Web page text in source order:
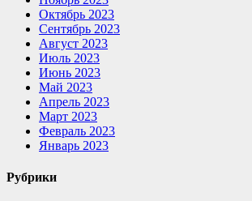
Октябрь 2023
Сентябрь 2023
Август 2023
Июль 2023
Июнь 2023
Май 2023
Апрель 2023
Март 2023
Февраль 2023
Январь 2023
Рубрики